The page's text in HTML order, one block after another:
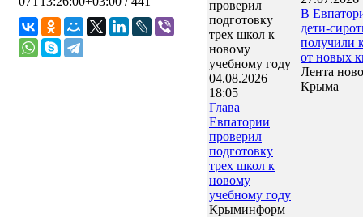
04.08.2026
18:05
Глава
Евпатории
проверил
подготовку
трех школ к
новому
учебному году
Крыминформ
В
дети-
получили
от новых
Лента
Крыма